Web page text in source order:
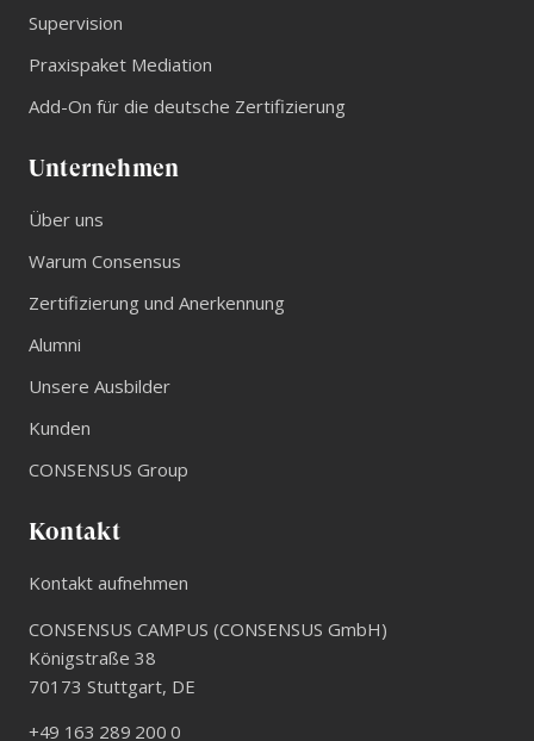
Supervision
Praxispaket Mediation
Add-On für die deutsche Zertifizierung
Unternehmen
Über uns
Warum Consensus
Zertifizierung und Anerkennung
Alumni
Unsere Ausbilder
Kunden
CONSENSUS Group
Kontakt
Kontakt aufnehmen
CONSENSUS CAMPUS (CONSENSUS GmbH)
Königstraße 38
70173 Stuttgart, DE
+49 163 289 200 0